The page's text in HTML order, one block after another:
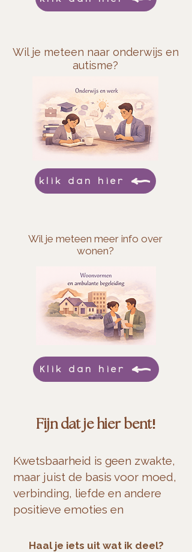
Wil je meteen naar onderwijs en
autisme?
klik dan hier
Wil je meteen meer info over
wonen?
Klik dan hier
Fijn dat je hier bent!
Kwetsbaarheid is geen zwakte,
maar juist de basis voor moed,
verbinding, liefde en andere
positieve emoties en
-Brené Brown
Haal je iets uit wat ik deel?